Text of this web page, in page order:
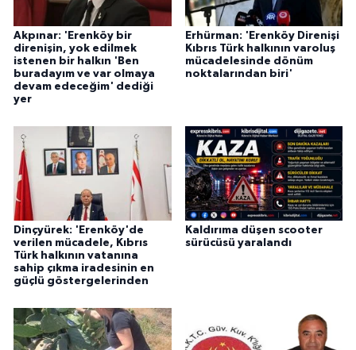
Akpınar: 'Erenköy bir
direnişin, yok edilmek
istenen bir halkın 'Ben
buradayım ve var olmaya
devam edeceğim' dediği
yer
Erhürman: 'Erenköy Direnişi
Kıbrıs Türk halkının varoluş
mücadelesinde dönüm
noktalarından biri'
Dinçyürek: 'Erenköy'de
verilen mücadele, Kıbrıs
Türk halkının vatanına
sahip çıkma iradesinin en
güçlü göstergelerinden
Kaldırıma düşen scooter
sürücüsü yaralandı